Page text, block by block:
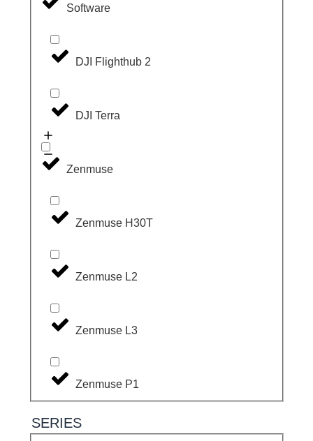
Software
DJI Flighthub 2
DJI Terra
Zenmuse
Zenmuse H30T
Zenmuse L2
Zenmuse L3
Zenmuse P1
SERIES